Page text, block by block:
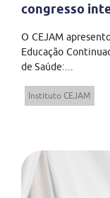
congresso
O CEJAM
Educação
de Saúde:...
Instituto CEJAM